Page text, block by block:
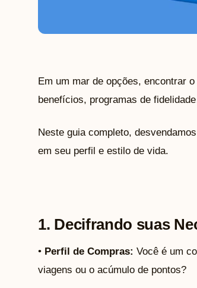
Em um mar de opções, encontrar
benefícios, programas de
Neste guia completo,
em seu perfil e estilo de vida.
1. Decifrando suas
• Perfil de Compras: Você é um
viagens ou o acúmulo de pontos?